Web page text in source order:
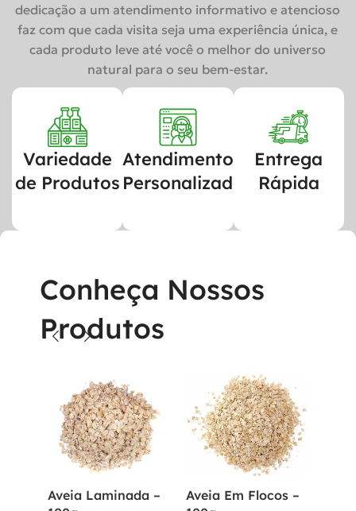
dedicação a um atendimento informativo e atencioso
faz com que cada visita seja uma experiência única, e
cada produto leve até você o melhor do universo
natural para o seu bem-estar.
Variedade
de Produtos
Atendimento
Personalizado
Entrega
Rápida
Conheça Nossos
Produtos
Aveia Laminada –
Aveia Em Flocos –